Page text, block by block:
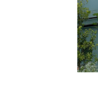
ゲー
ショ